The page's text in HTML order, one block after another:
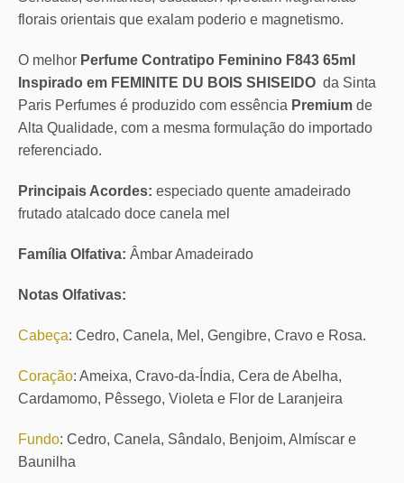
florais orientais que exalam poderio e magnetismo.
O melhor Perfume Contratipo Feminino F843 65ml
Inspirado em FEMINITE DU BOIS SHISEIDO da Sinta
Paris Perfumes é produzido com essência Premium de
Alta Qualidade, com a mesma formulação do importado
referenciado.
Principais Acordes: especiado quente amadeirado
frutado atalcado doce canela mel
Família Olfativa: Âmbar Amadeirado
Notas Olfativas:
Cabeça: Cedro, Canela, Mel, Gengibre, Cravo e Rosa.
Coração: Ameixa, Cravo-da-Índia, Cera de Abelha,
Cardamomo, Pêssego, Violeta e Flor de Laranjeira
Fundo: Cedro, Canela, Sândalo, Benjoim, Almíscar e
Baunilha